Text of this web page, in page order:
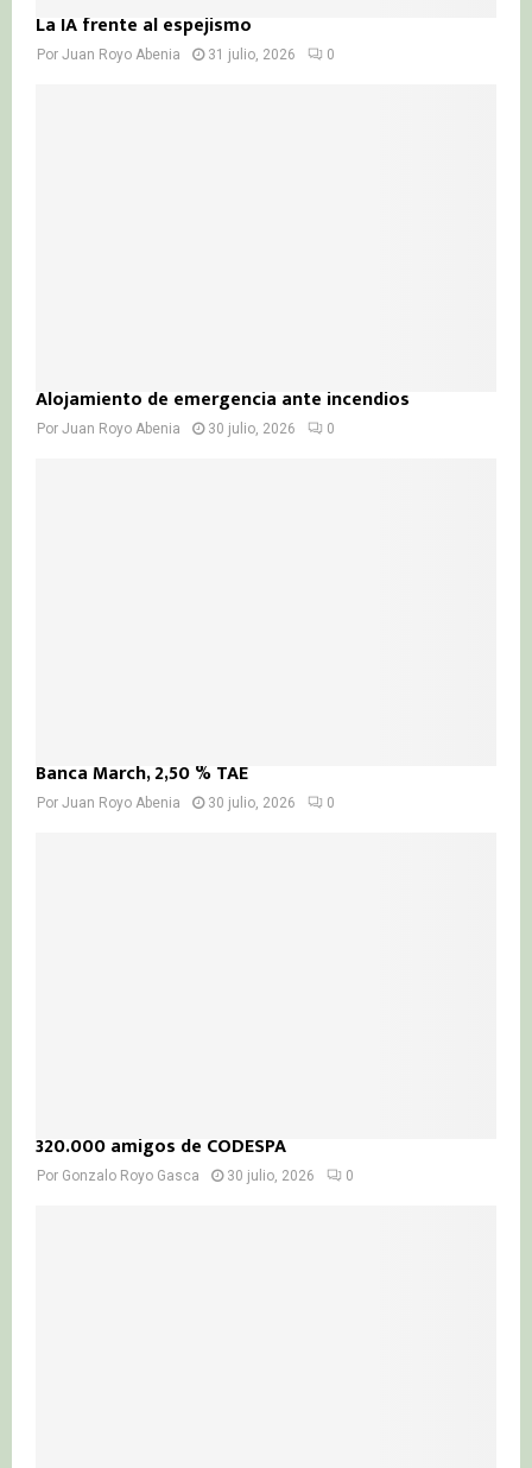
La IA frente al espejismo
Por Juan Royo Abenia 31 julio, 2026 0
Alojamiento de emergencia ante incendios
Por Juan Royo Abenia 30 julio, 2026 0
Banca March, 2,50 % TAE
Por Juan Royo Abenia 30 julio, 2026 0
320.000 amigos de CODESPA
Por Gonzalo Royo Gasca 30 julio, 2026 0